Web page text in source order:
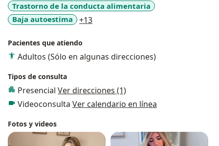
Trastorno de la conducta alimentaria
Baja autoestima
+13a11y_sr_more_diseases
Pacientes que atiendo
Adultos (Sólo en algunas direcciones)
Tipos de consulta
Presencial Ver direcciones (1)
Videoconsulta Ver calendario en línea
Fotos y videos